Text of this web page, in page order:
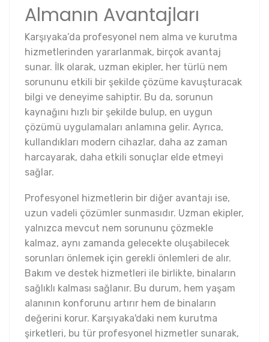
Almanın Avantajları
Karşıyaka’da profesyonel nem alma ve kurutma
hizmetlerinden yararlanmak, birçok avantaj
sunar. İlk olarak, uzman ekipler, her türlü nem
sorununu etkili bir şekilde çözüme kavuşturacak
bilgi ve deneyime sahiptir. Bu da, sorunun
kaynağını hızlı bir şekilde bulup, en uygun
çözümü uygulamaları anlamına gelir. Ayrıca,
kullandıkları modern cihazlar, daha az zaman
harcayarak, daha etkili sonuçlar elde etmeyi
sağlar.
Profesyonel hizmetlerin bir diğer avantajı ise,
uzun vadeli çözümler sunmasıdır. Uzman ekipler,
yalnızca mevcut nem sorununu çözmekle
kalmaz, aynı zamanda gelecekte oluşabilecek
sorunları önlemek için gerekli önlemleri de alır.
Bakım ve destek hizmetleri ile birlikte, binaların
sağlıklı kalması sağlanır. Bu durum, hem yaşam
alanının konforunu artırır hem de binaların
değerini korur. Karşıyaka'daki nem kurutma
şirketleri, bu tür profesyonel hizmetler sunarak,